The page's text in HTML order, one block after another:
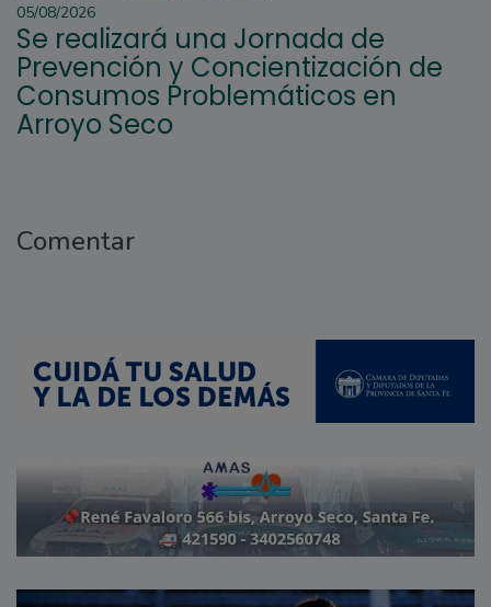
05/08/2026
Se realizará una Jornada de
Prevención y Concientización de
Consumos Problemáticos en
Arroyo Seco
Comentar